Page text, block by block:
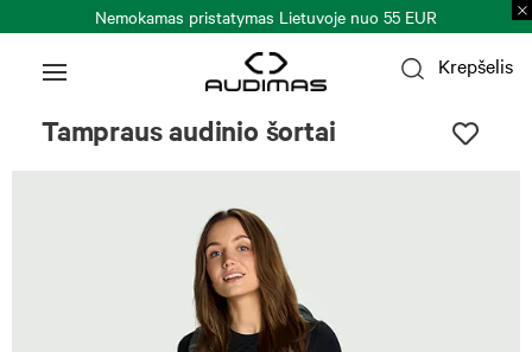
Nemokamas pristatymas Lietuvoje nuo 55 EUR
Krepšelis
Tampraus audinio šortai